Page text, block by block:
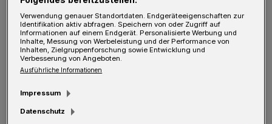
Langobardenstraße etwa 500 Meter hoch. Am
Hinweisschild Nordbahntrassen-Cafe biegen
wir links ein und halten uns direkt dahinter
rechts, womit wir auf der Nordbahntrasse
Neubaugebiet Bergisches Plateau schwenkt
der Radweg nach links auf die Weiherstraße
Verwendung genauer Standortdaten. Endgeräteeigenschaften zur
Identifikation aktiv abfragen. Speichern von oder Zugriff auf
Informationen auf einem Endgerät. Personalisierte Werbung und
Inhalte, Messung von Werbeleistung und der Performance von
Inhalten, Zielgruppenforschung sowie Entwicklung und
Verbesserung von Angeboten.
Ausführliche Informationen
Impressum
Datenschutz